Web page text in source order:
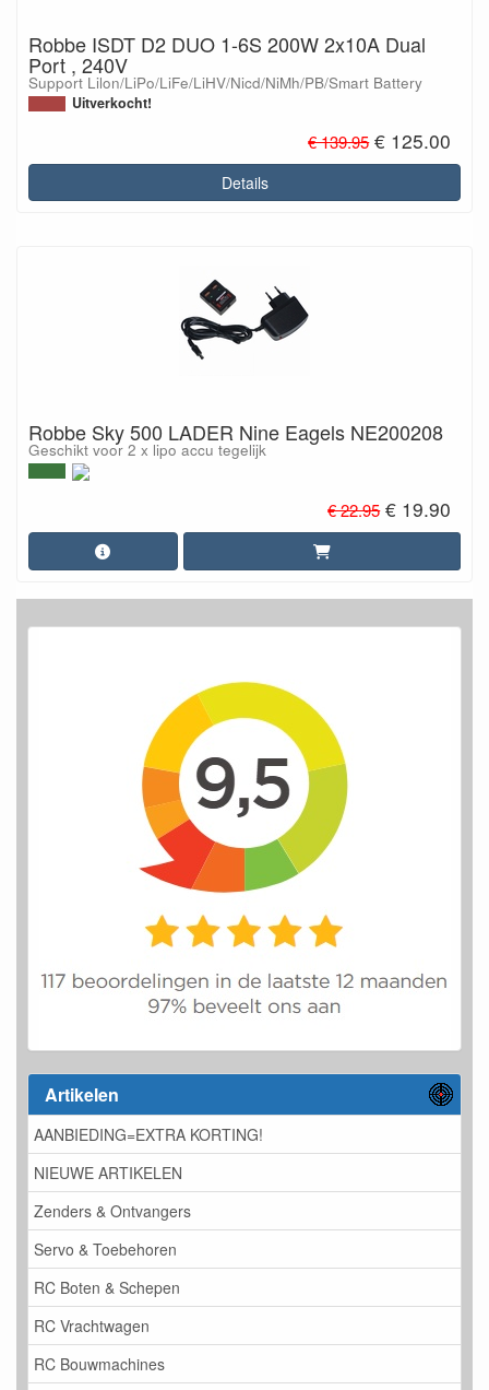
Artikelen
AANBIEDING=EXTRA KORTING!
NIEUWE ARTIKELEN
Zenders & Ontvangers
Servo & Toebehoren
RC Boten & Schepen
RC Vrachtwagen
RC Bouwmachines
Robbe ISDT D2 DUO 1-6S 200W 2x10A Dual
Port , 240V
Support Lilon/LiPo/LiFe/LiHV/Nicd/NiMh/PB/Smart Battery
Uitverkocht!
€ 139.95 € 125.00
Details
Robbe Sky 500 LADER Nine Eagels NE200208
Geschikt voor 2 x lipo accu tegelijk
€ 22.95 € 19.90